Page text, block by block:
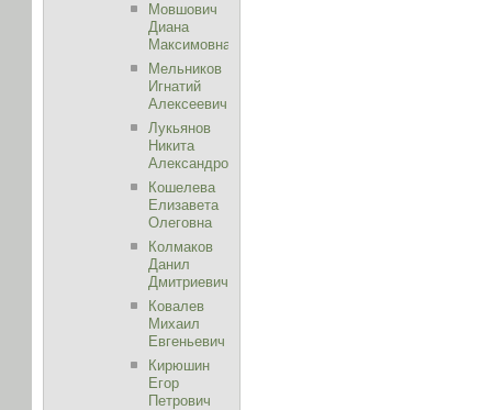
Мовшович
Диана
Максимовна
Мельников
Игнатий
Алексеевич
Лукьянов
Никита
Александрович
Кошелева
Елизавета
Олеговна
Колмаков
Данил
Дмитриевич
Ковалев
Михаил
Евгеньевич
Кирюшин
Егор
Петрович